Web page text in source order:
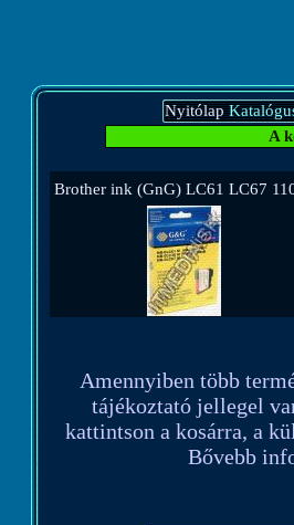
Nyitólap
A
Brother ink (GnG) LC61 LC67
Amennyiben több
tájékoztató jellegel
kattintson a kosárra, a
Bővebb